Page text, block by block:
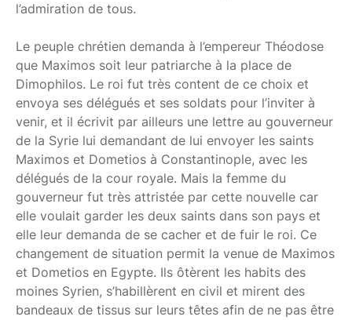
l’admiration de tous.
Le peuple chrétien demanda à l’empereur Théodose
que Maximos soit leur patriarche à la place de
Dimophilos. Le roi fut très content de ce choix et
envoya ses délégués et ses soldats pour l’inviter à
venir, et il écrivit par ailleurs une lettre au gouverneur
de la Syrie lui demandant de lui envoyer les saints
Maximos et Dometios à Constantinople, avec les
délégués de la cour royale. Mais la femme du
gouverneur fut très attristée par cette nouvelle car
elle voulait garder les deux saints dans son pays et
elle leur demanda de se cacher et de fuir le roi. Ce
changement de situation permit la venue de Maximos
et Dometios en Egypte. Ils ôtèrent les habits des
moines Syrien, s’habillèrent en civil et mirent des
bandeaux de tissus sur leurs têtes afin de ne pas être